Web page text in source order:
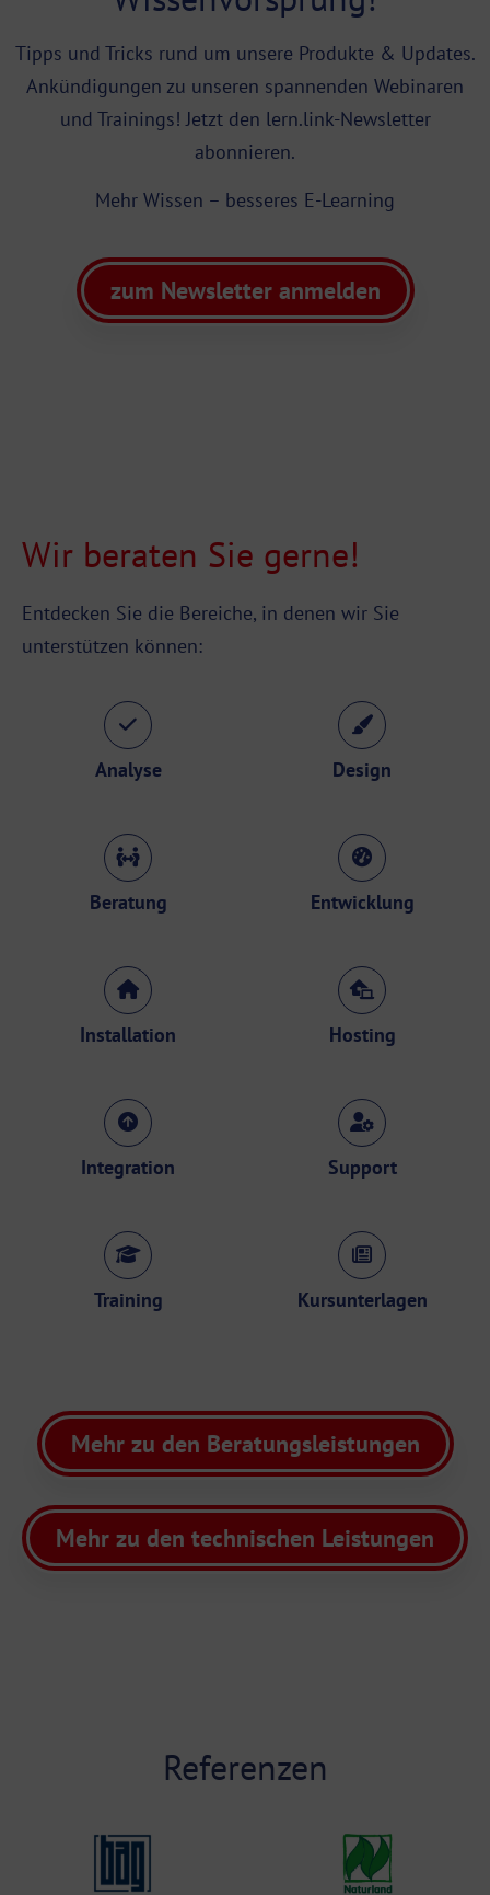
Tipps und Tricks rund um unsere Produkte & Updates.
Ankündigungen zu unseren spannenden Webinaren
und Trainings! Jetzt den lern.link-Newsletter
abonnieren.
Mehr Wissen – besseres E-Learning
zum Newsletter anmelden
Wir beraten Sie gerne!
Entdecken Sie die Bereiche, in denen wir Sie
unterstützen können:
Analyse Design
Beratung Entwicklung
Installation Hosting
Integration Support
Training Kursunterlagen
Mehr zu den Beratungsleistungen
Mehr zu den technischen Leistungen
Referenzen